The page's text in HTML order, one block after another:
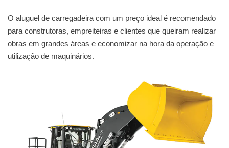
O aluguel de carregadeira com um preço ideal é recomendado
para construtoras, empreiteiras e clientes que queiram realizar
obras em grandes áreas e economizar na hora da operação e
utilização de maquinários.